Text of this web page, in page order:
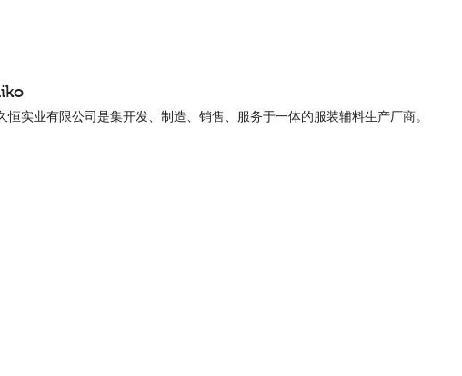
恒实业有限公司是集开发、制造、销售、服务于一体的服装辅料生产厂商。